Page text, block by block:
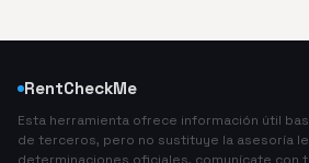
RentCheckMe
Esta herramienta ofrece información útil
de terceros, pero no sustituye la asesoría
determinaciones oficiales, comunícate con